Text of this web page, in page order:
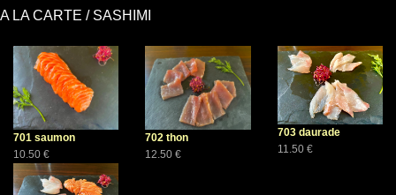
A LA CARTE / SASHIMI
701 saumon
10.50 €
702 thon
12.50 €
703 daurade
11.50 €